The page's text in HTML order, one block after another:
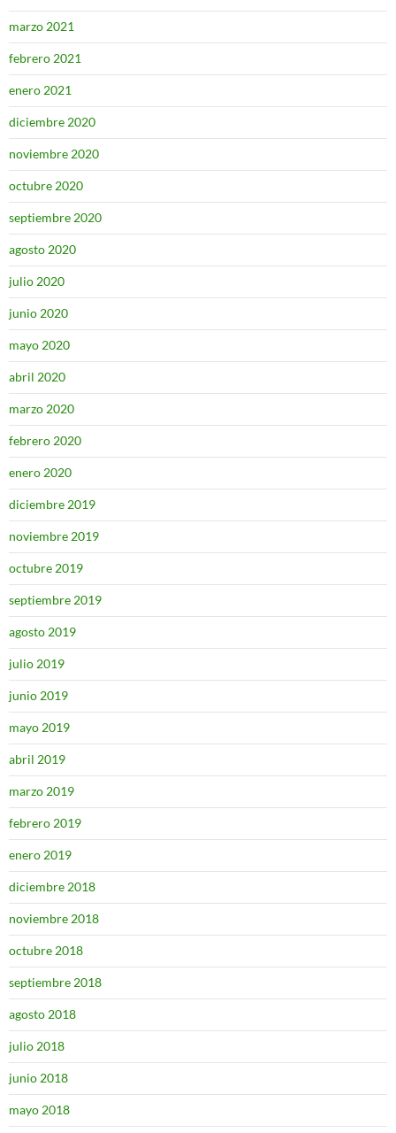
marzo 2021
febrero 2021
enero 2021
diciembre 2020
noviembre 2020
octubre 2020
septiembre 2020
agosto 2020
julio 2020
junio 2020
mayo 2020
abril 2020
marzo 2020
febrero 2020
enero 2020
diciembre 2019
noviembre 2019
octubre 2019
septiembre 2019
agosto 2019
julio 2019
junio 2019
mayo 2019
abril 2019
marzo 2019
febrero 2019
enero 2019
diciembre 2018
noviembre 2018
octubre 2018
septiembre 2018
agosto 2018
julio 2018
junio 2018
mayo 2018